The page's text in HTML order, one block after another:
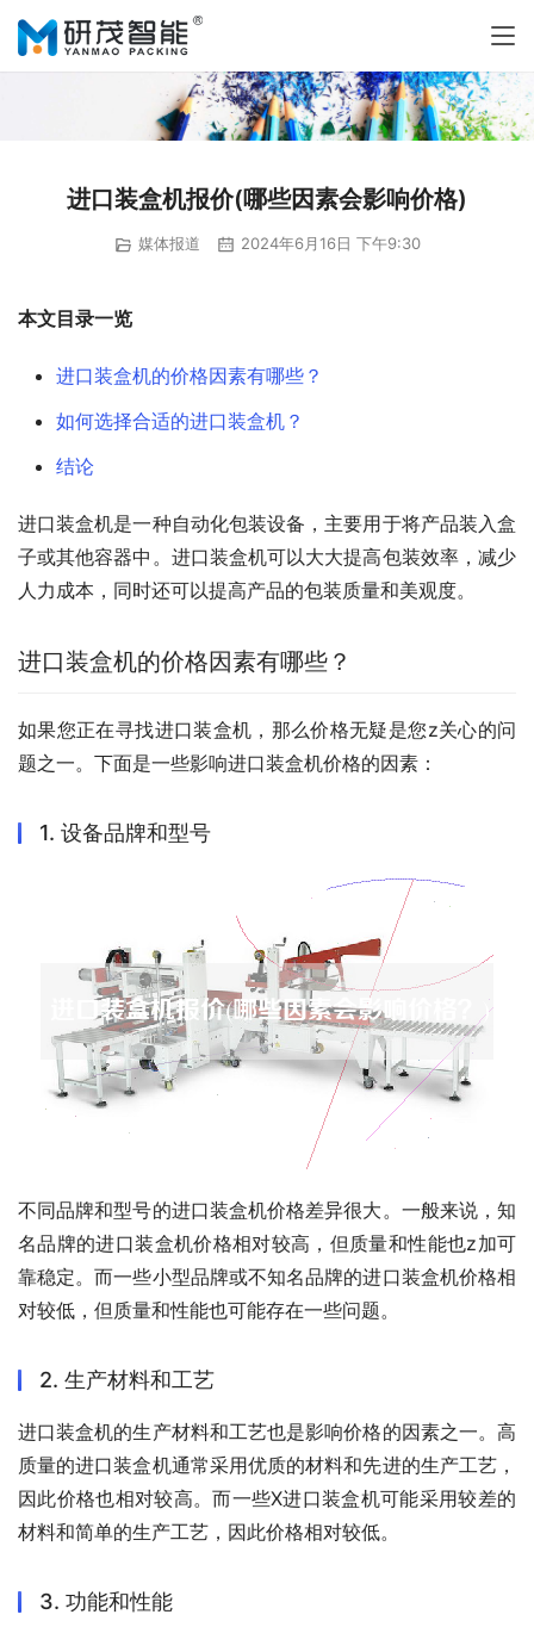
进口装盒机报价(哪些因素会影响价格)
媒体报道 2024年6月16日 下午9:30
本文目录一览
进口装盒机的价格因素有哪些？
如何选择合适的进口装盒机？
结论
进口装盒机是一种自动化包装设备，主要用于将产品装入盒
子或其他容器中。进口装盒机可以大大提高包装效率，减少
人力成本，同时还可以提高产品的包装质量和美观度。
进口装盒机的价格因素有哪些？
如果您正在寻找进口装盒机，那么价格无疑是您z关心的问
题之一。下面是一些影响进口装盒机价格的因素：
1. 设备品牌和型号
不同品牌和型号的进口装盒机价格差异很大。一般来说，知
名品牌的进口装盒机价格相对较高，但质量和性能也z加可
靠稳定。而一些小型品牌或不知名品牌的进口装盒机价格相
对较低，但质量和性能也可能存在一些问题。
2. 生产材料和工艺
进口装盒机的生产材料和工艺也是影响价格的因素之一。高
质量的进口装盒机通常采用优质的材料和先进的生产工艺，
因此价格也相对较高。而一些X进口装盒机可能采用较差的
材料和简单的生产工艺，因此价格相对较低。
3. 功能和性能